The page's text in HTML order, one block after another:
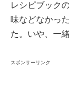
レシピブック
味などなかっ
た。いや、一
スポンサーリンク